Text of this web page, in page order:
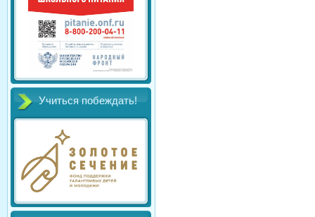
Учиться побеждать!